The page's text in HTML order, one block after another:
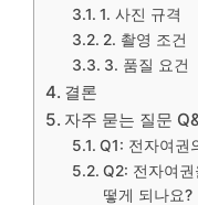
1. 사진 규격
2. 촬영 조건
3. 품질 요건
결론
자주 묻는 질문
Q1: 전자여권
Q2: 전자여
떻게 되나요?